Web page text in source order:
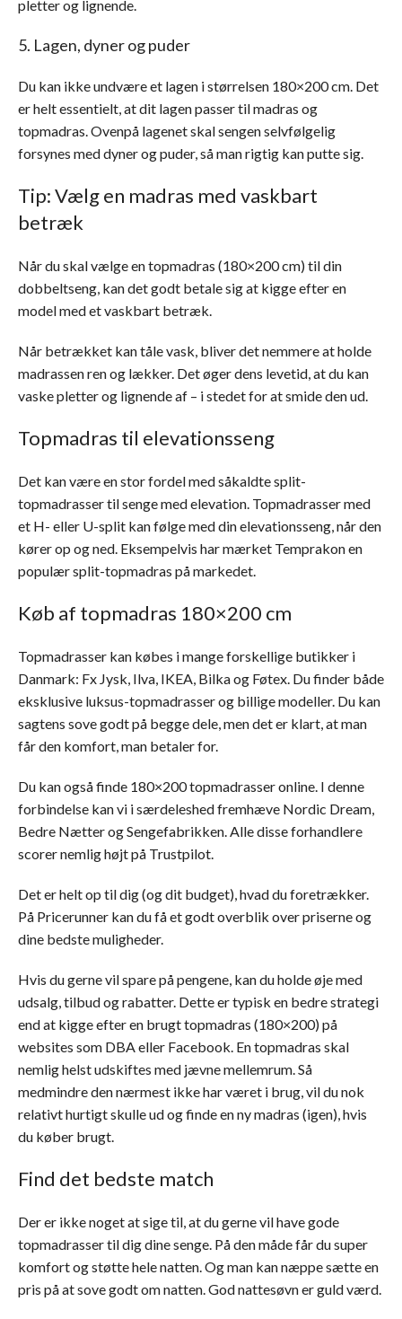
pletter og lignende.
5. Lagen, dyner og puder
Du kan ikke undvære et lagen i størrelsen 180×200 cm. Det
er helt essentielt, at dit lagen passer til madras og
topmadras. Ovenpå lagenet skal sengen selvfølgelig
forsynes med dyner og puder, så man rigtig kan putte sig.
Tip: Vælg en madras med vaskbart
betræk
Når du skal vælge en topmadras (180×200 cm) til din
dobbeltseng, kan det godt betale sig at kigge efter en
model med et vaskbart betræk.
Når betrækket kan tåle vask, bliver det nemmere at holde
madrassen ren og lækker. Det øger dens levetid, at du kan
vaske pletter og lignende af – i stedet for at smide den ud.
Topmadras til elevationsseng
Det kan være en stor fordel med såkaldte split-
topmadrasser til senge med elevation. Topmadrasser med
et H- eller U-split kan følge med din elevationsseng, når den
kører op og ned. Eksempelvis har mærket Temprakon en
populær split-topmadras på markedet.
Køb af topmadras 180×200 cm
Topmadrasser kan købes i mange forskellige butikker i
Danmark: Fx Jysk, Ilva, IKEA, Bilka og Føtex. Du finder både
eksklusive luksus-topmadrasser og billige modeller. Du kan
sagtens sove godt på begge dele, men det er klart, at man
får den komfort, man betaler for.
Du kan også finde 180×200 topmadrasser online. I denne
forbindelse kan vi i særdeleshed fremhæve Nordic Dream,
Bedre Nætter og Sengefabrikken. Alle disse forhandlere
scorer nemlig højt på Trustpilot.
Det er helt op til dig (og dit budget), hvad du foretrækker.
På Pricerunner kan du få et godt overblik over priserne og
dine bedste muligheder.
Hvis du gerne vil spare på pengene, kan du holde øje med
udsalg, tilbud og rabatter. Dette er typisk en bedre strategi
end at kigge efter en brugt topmadras (180×200) på
websites som DBA eller Facebook. En topmadras skal
nemlig helst udskiftes med jævne mellemrum. Så
medmindre den nærmest ikke har været i brug, vil du nok
relativt hurtigt skulle ud og finde en ny madras (igen), hvis
du køber brugt.
Find det bedste match
Der er ikke noget at sige til, at du gerne vil have gode
topmadrasser til dig dine senge. På den måde får du super
komfort og støtte hele natten. Og man kan næppe sætte en
pris på at sove godt om natten. God nattesøvn er guld værd.